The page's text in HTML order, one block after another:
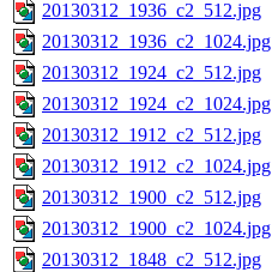
20130312_1936_c2_512.jpg
20130312_1936_c2_1024.jpg
20130312_1924_c2_512.jpg
20130312_1924_c2_1024.jpg
20130312_1912_c2_512.jpg
20130312_1912_c2_1024.jpg
20130312_1900_c2_512.jpg
20130312_1900_c2_1024.jpg
20130312_1848_c2_512.jpg